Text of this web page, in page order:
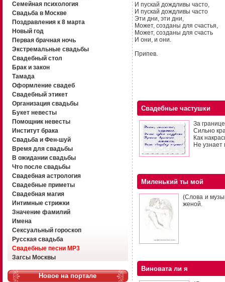
Семейная психология
Свадьба в Москве
Поздравления к 8 марта
Новый год
Первая брачная ночь
Экстремальные свадьбы
Свадебный стол
Брак и закон
Тамада
Оформление свадеб
Свадебный этикет
Организация свадьбы
Букет невесты
Помощник невесты
Институт брака
Свадьба и Фен-шуй
Время для свадьбы
В ожидании свадьбы
Что после свадьбы
Свадебная астрология
Свадебные приметы
Свадебная магия
Интимные стрижки
Значение фамилий
Имена
Сексуальный гороскоп
Русская свадьба
Свадебные песни MP3
Загсы Москвы
Новое на портале
И пускай дождливы часто,
И пускай дождливы часто
Эти дни, эти дни,
Может, созданы для счастья,
Может, созданы для счасть
И они, и они.
Припев.
Свадебные частушки
За
Сильно
Как
Не узнает
Миленький ты мой
(Слова и
женой.
Виновата ли я